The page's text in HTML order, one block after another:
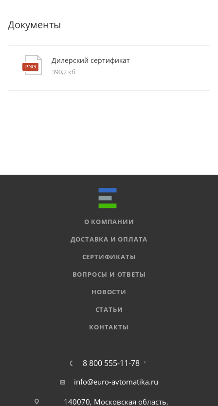
Документы
Дилерский сертификат
390,2 кб
О КОМПАНИИ
ДОСТАВКА И ОПЛАТА
СЕРТИФИКАТЫ
ВОПРОСЫ И ОТВЕТЫ
НОВОСТИ
СТАТЬИ
КОНТАКТЫ
8 800 555-11-78
info@euro-avtomatika.ru
140070, Московская область,